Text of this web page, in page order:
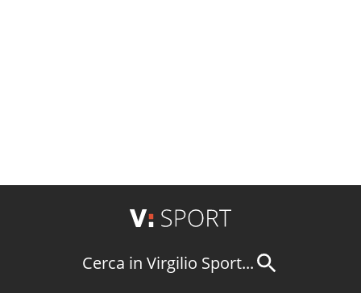
Cerca in Virgilio Sport...